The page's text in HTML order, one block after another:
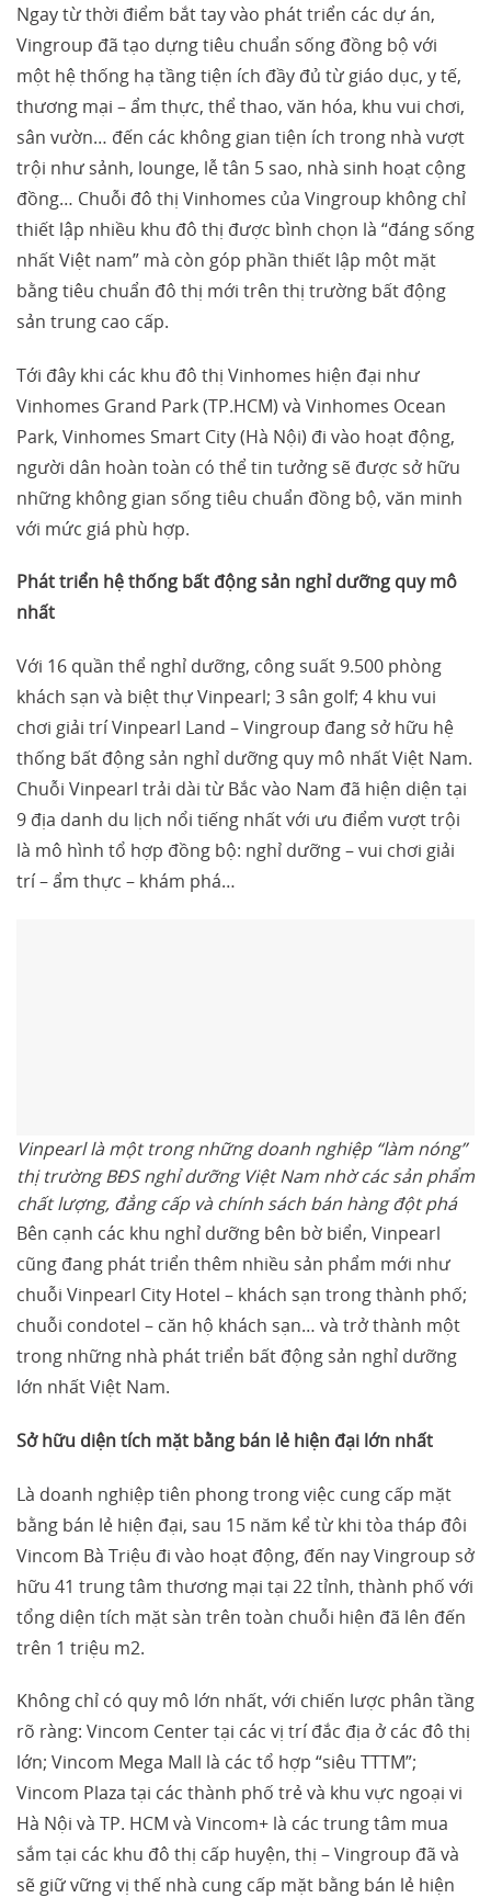
Ngay từ thời điểm bắt tay vào phát triển các dự án,
Vingroup đã tạo dựng tiêu chuẩn sống đồng bộ với
một hệ thống hạ tầng tiện ích đầy đủ từ giáo dục, y tế,
thương mại – ẩm thực, thể thao, văn hóa, khu vui chơi,
sân vườn… đến các không gian tiện ích trong nhà vượt
trội như sảnh, lounge, lễ tân 5 sao, nhà sinh hoạt cộng
đồng… Chuỗi đô thị Vinhomes của Vingroup không chỉ
thiết lập nhiều khu đô thị được bình chọn là “đáng sống
nhất Việt nam” mà còn góp phần thiết lập một mặt
bằng tiêu chuẩn đô thị mới trên thị trường bất động
sản trung cao cấp.
Tới đây khi các khu đô thị Vinhomes hiện đại như
Vinhomes Grand Park (TP.HCM) và Vinhomes Ocean
Park, Vinhomes Smart City (Hà Nội) đi vào hoạt động,
người dân hoàn toàn có thể tin tưởng sẽ được sở hữu
những không gian sống tiêu chuẩn đồng bộ, văn minh
với mức giá phù hợp.
Phát triển hệ thống bất động sản nghỉ dưỡng quy mô
nhất
Với 16 quần thể nghỉ dưỡng, công suất 9.500 phòng
khách sạn và biệt thự Vinpearl; 3 sân golf; 4 khu vui
chơi giải trí Vinpearl Land – Vingroup đang sở hữu hệ
thống bất động sản nghỉ dưỡng quy mô nhất Việt Nam.
Chuỗi Vinpearl trải dài từ Bắc vào Nam đã hiện diện tại
9 địa danh du lịch nổi tiếng nhất với ưu điểm vượt trội
là mô hình tổ hợp đồng bộ: nghỉ dưỡng – vui chơi giải
trí – ẩm thực – khám phá…
Vinpearl là một trong những doanh nghiệp “làm nóng”
thị trường BĐS nghỉ dưỡng Việt Nam nhờ các sản phẩm
chất lượng, đẳng cấp và chính sách bán hàng đột phá
Bên cạnh các khu nghỉ dưỡng bên bờ biển, Vinpearl
cũng đang phát triển thêm nhiều sản phẩm mới như
chuỗi Vinpearl City Hotel – khách sạn trong thành phố;
chuỗi condotel – căn hộ khách sạn… và trở thành một
trong những nhà phát triển bất động sản nghỉ dưỡng
lớn nhất Việt Nam.
Sở hữu diện tích mặt bằng bán lẻ hiện đại lớn nhất
Là doanh nghiệp tiên phong trong việc cung cấp mặt
bằng bán lẻ hiện đại, sau 15 năm kể từ khi tòa tháp đôi
Vincom Bà Triệu đi vào hoạt động, đến nay Vingroup sở
hữu 41 trung tâm thương mại tại 22 tỉnh, thành phố với
tổng diện tích mặt sàn trên toàn chuỗi hiện đã lên đến
trên 1 triệu m2.
Không chỉ có quy mô lớn nhất, với chiến lược phân tầng
rõ ràng: Vincom Center tại các vị trí đắc địa ở các đô thị
lớn; Vincom Mega Mall là các tổ hợp “siêu TTTM”;
Vincom Plaza tại các thành phố trẻ và khu vực ngoại vi
Hà Nội và TP. HCM và Vincom+ là các trung tâm mua
sắm tại các khu đô thị cấp huyện, thị – Vingroup đã và
sẽ giữ vững vị thế nhà cung cấp mặt bằng bán lẻ hiện